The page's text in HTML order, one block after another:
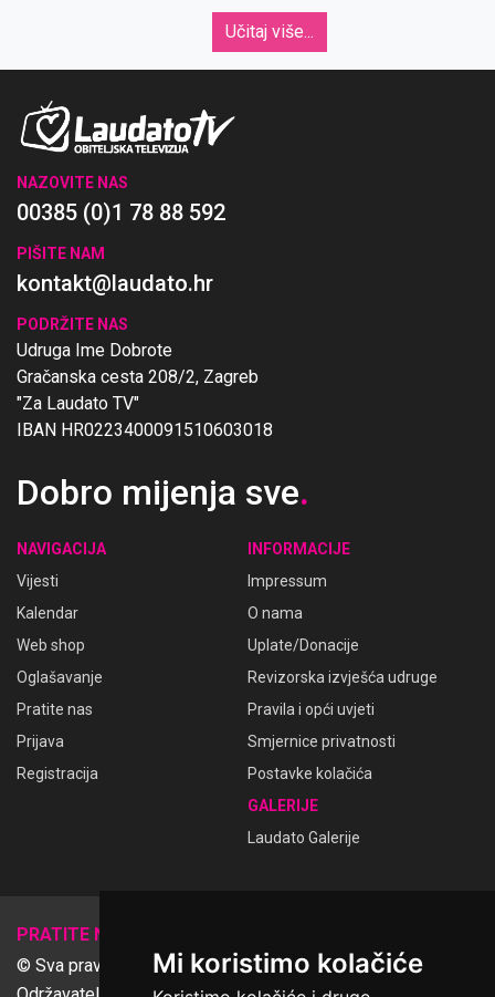
Mi koristimo kolačiće
Učitaj više...
NAZOVITE NAS
00385 (0)1 78 88 592
PIŠITE NAM
kontakt@laudato.hr
PODRŽITE NAS
Udruga Ime Dobrote
Gračanska cesta 208/2, Zagreb
"Za Laudato TV"
IBAN HR0223400091510603018
Dobro mijenja sve.
NAVIGACIJA
Vijesti
Kalendar
Web shop
Oglašavanje
Pratite nas
Prijava
Registracija
INFORMACIJE
Impressum
O nama
Uplate/Donacije
Revizorska izvješća udruge
Pravila i opći uvjeti
Smjernice privatnosti
Postavke kolačića
GALERIJE
Laudato Galerije
PRATITE NAS
© Sva prava pridržana Udruga Ime dobrote